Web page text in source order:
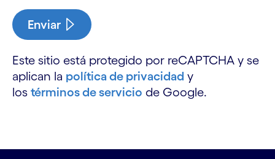
Enviar
Este sitio está protegido por reCAPTCHA y se
aplican la política de privacidad y
los términos de servicio de Google.